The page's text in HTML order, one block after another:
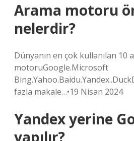
Arama motoru
nelerdir?
Dünyanın en çok kullanılan 10
motoruGoogle.Microsoft
fazla makale…•19 Nisan 2024
Yandex yerine
yapılır?